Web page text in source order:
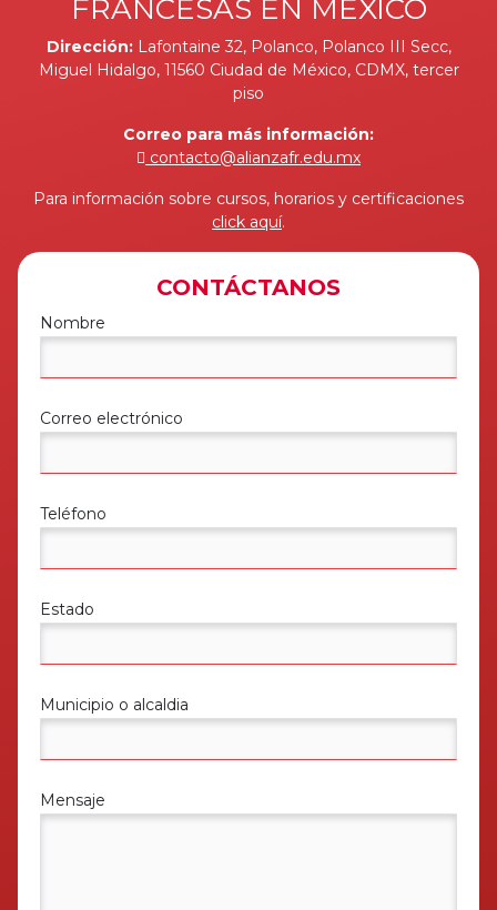
FRANCESAS EN MÉXICO
Dirección: Lafontaine 32, Polanco, Polanco III Secc,
Miguel Hidalgo, 11560 Ciudad de México, CDMX, tercer
piso
Correo para más información:
contacto@alianzafr.edu.mx
Para información sobre cursos, horarios y certificaciones
click aquí.
CONTÁCTANOS
Nombre
Correo electrónico
Teléfono
Estado
Municipio o alcaldia
Mensaje